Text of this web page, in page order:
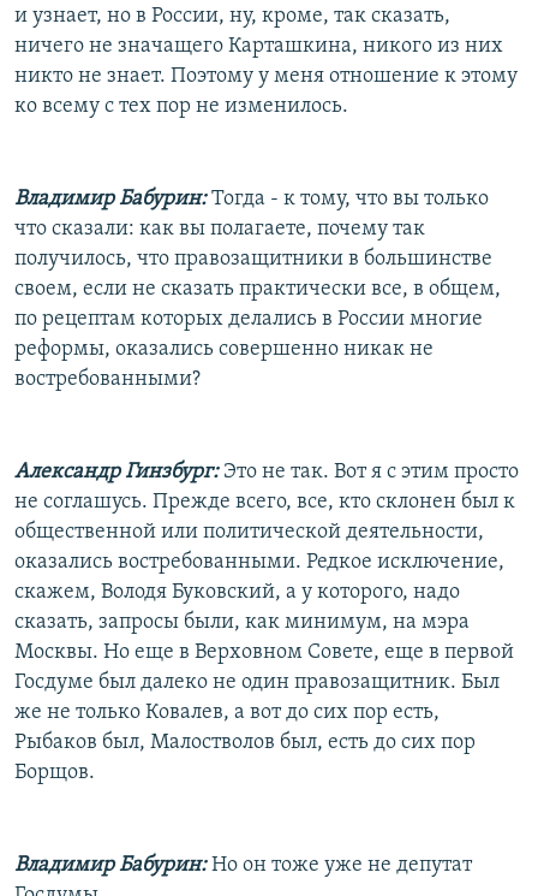
и узнает, но в России, ну, кроме, так сказать,
ничего не значащего Карташкина, никого из них
никто не знает. Поэтому у меня отношение к этому
ко всему с тех пор не изменилось.
Владимир Бабурин:Тогда - к тому, что вы только
что сказали: как вы полагаете, почему так
получилось, что правозащитники в большинстве
своем, если не сказать практически все, в общем,
по рецептам которых делались в России многие
реформы, оказались совершенно никак не
востребованными?
Александр Гинзбург:Это не так. Вот я с этим просто
не соглашусь. Прежде всего, все, кто склонен был к
общественной или политической деятельности,
оказались востребованными. Редкое исключение,
скажем, Володя Буковский, а у которого, надо
сказать, запросы были, как минимум, на мэра
Москвы. Но еще в Верховном Совете, еще в первой
Госдуме был далеко не один правозащитник. Был
же не только Ковалев, а вот до сих пор есть,
Рыбаков был, Малостволов был, есть до сих пор
Борщов.
Владимир Бабурин:Но он тоже уже не депутат